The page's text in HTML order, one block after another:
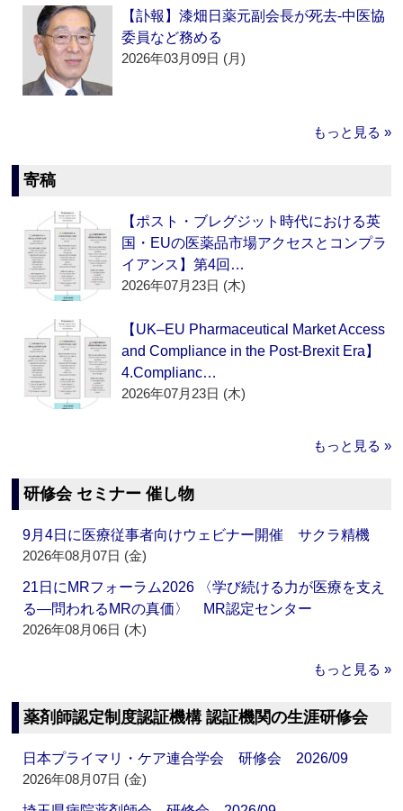
【訃報】漆畑日薬元副会長が死去‐中医協
委員など務める
2026年03月09日 (月)
もっと見る »
寄稿
【ポスト・ブレグジット時代における英
国・EUの医薬品市場アクセスとコンプラ
イアンス】第4回…
2026年07月23日 (木)
【UK–EU Pharmaceutical Market Access
and Compliance in the Post-Brexit Era】
4.Complianc…
2026年07月23日 (木)
もっと見る »
研修会 セミナー 催し物
9月4日に医療従事者向けウェビナー開催 サクラ精機
2026年08月07日 (金)
21日にMRフォーラム2026 〈学び続ける力が医療を支え
る―問われるMRの真価〉 MR認定センター
2026年08月06日 (木)
もっと見る »
薬剤師認定制度認証機構 認証機関の生涯研修会
日本プライマリ・ケア連合学会 研修会 2026/09
2026年08月07日 (金)